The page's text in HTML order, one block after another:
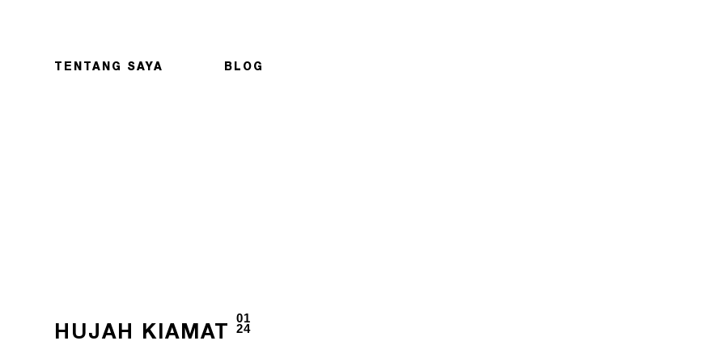
TENTANG SAYA BLOG
HUJAH KIAMAT
01
24